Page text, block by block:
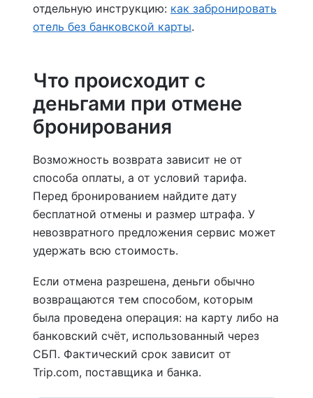
отдельную инструкцию: как забронировать
отель без банковской карты.
Что происходит с
деньгами при отмене
бронирования
Возможность возврата зависит не от
способа оплаты, а от условий тарифа.
Перед бронированием найдите дату
бесплатной отмены и размер штрафа. У
невозвратного предложения сервис может
удержать всю стоимость.
Если отмена разрешена, деньги обычно
возвращаются тем способом, которым
была проведена операция: на карту либо на
банковский счёт, использованный через
СБП. Фактический срок зависит от
Trip.com, поставщика и банка.